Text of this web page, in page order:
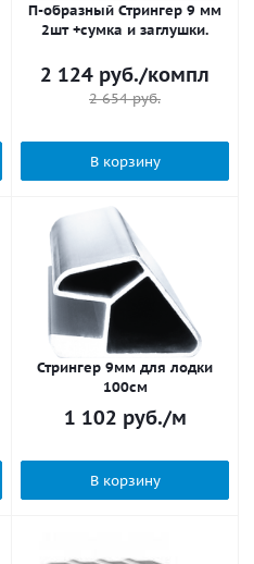
П-образный Стрингер 9 мм
2шт +сумка и заглушки.
2 124 руб./компл
2 654руб.
В корзину
Стрингер 9мм для лодки
100см
1 102 руб./м
В корзину